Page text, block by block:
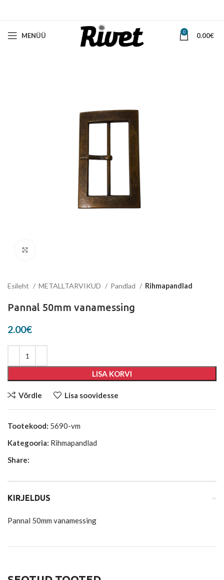
MENÜÜ 0 0.00€
Esileht METALLTARVIKUD Pandlad Rihmapandlad
Pannal 50mm vanamessing
2.00€
LISA KORVI
Võrdle Lisa soovidesse
Tootekood: 5690-vm
Kategooria: Rihmapandlad
Share:
KIRJELDUS
Pannal 50mm vanamessing